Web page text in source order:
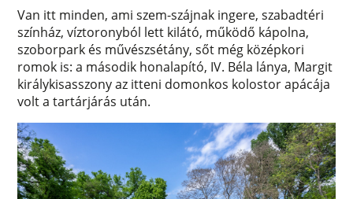
Van itt minden, ami szem-szájnak ingere, szabadtéri
színház, víztoronyból lett kilátó, működő kápolna,
szoborpark és művészsétány, sőt még középkori
romok is: a második honalapító, IV. Béla lánya, Margit
királykisasszony az itteni domonkos kolostor apácája
volt a tartárjárás után.